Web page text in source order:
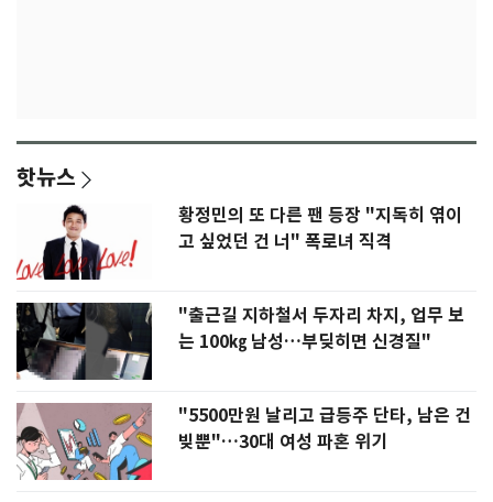
핫뉴스
황정민의 또 다른 팬 등장 "지독히 엮이
고 싶었던 건 너" 폭로녀 직격
"출근길 지하철서 두자리 차지, 업무 보
는 100㎏ 남성…부딪히면 신경질"
"5500만원 날리고 급등주 단타, 남은 건
빚뿐"…30대 여성 파혼 위기